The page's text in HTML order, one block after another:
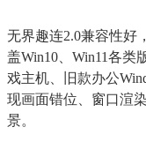
无界趣连2.0兼容性好
盖Win10、Win11各类
戏主机、旧款办公
现画面错位、窗口渲
景。